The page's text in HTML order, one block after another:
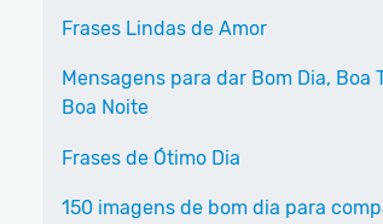
Frases Lindas de Amor
Mensagens para dar Bom Dia, Boa
Boa Noite
Frases de Ótimo Dia
150 imagens de bom dia para